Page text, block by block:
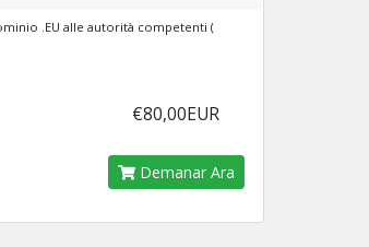
.EU alle autorità competenti (
€80,00EUR
Demanar Ara